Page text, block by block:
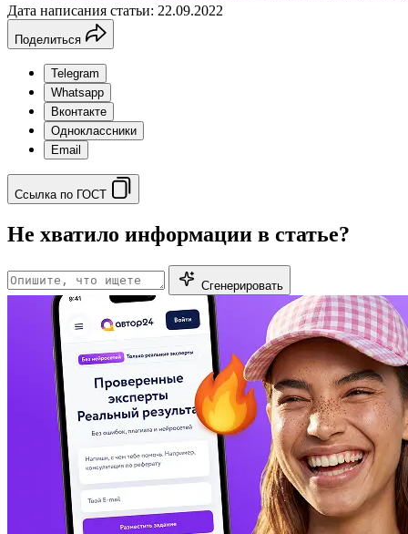
Дата написания статьи: 22.09.2022
Поделиться
Telegram
Whatsapp
Вконтакте
Одноклассники
Email
Ссылка по ГОСТ
Не хватило информации в статье?
Сгенерировать